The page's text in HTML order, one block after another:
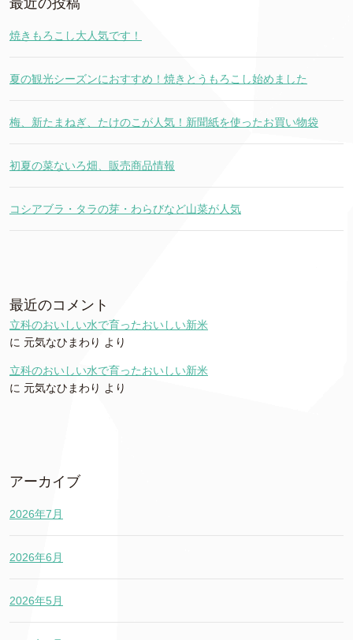
焼きもろこし大人気です！
夏の観光シーズンにおすすめ！焼きとうもろこし始めました
梅、新たまねぎ、たけのこが人気！新聞紙を使ったお買い物袋
初夏の菜ないろ畑、販売商品情報
コシアブラ・タラの芽・わらびなど山菜が人気
最近のコメント
立科のおいしい水で育ったおいしい新米
に 元気なひまわり より
立科のおいしい水で育ったおいしい新米
に 元気なひまわり より
アーカイブ
2026年7月
2026年6月
2026年5月